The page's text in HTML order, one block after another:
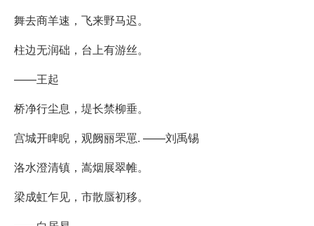
舞去商羊速，飞来野马迟。
柱边无润础，台上有游丝。
——王起
桥净行尘息，堤长禁柳垂。
宫城开睥睨，观阙丽罘罳. ——刘禹锡
洛水澄清镇，嵩烟展翠帷。
梁成虹乍见，市散蜃初移。